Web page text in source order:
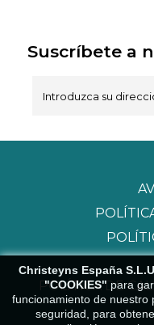
Suscríbete a
Christeyns España
"COOKIES" para
funcionamiento de nuestro
seguridad, para
POLÍTICA DE